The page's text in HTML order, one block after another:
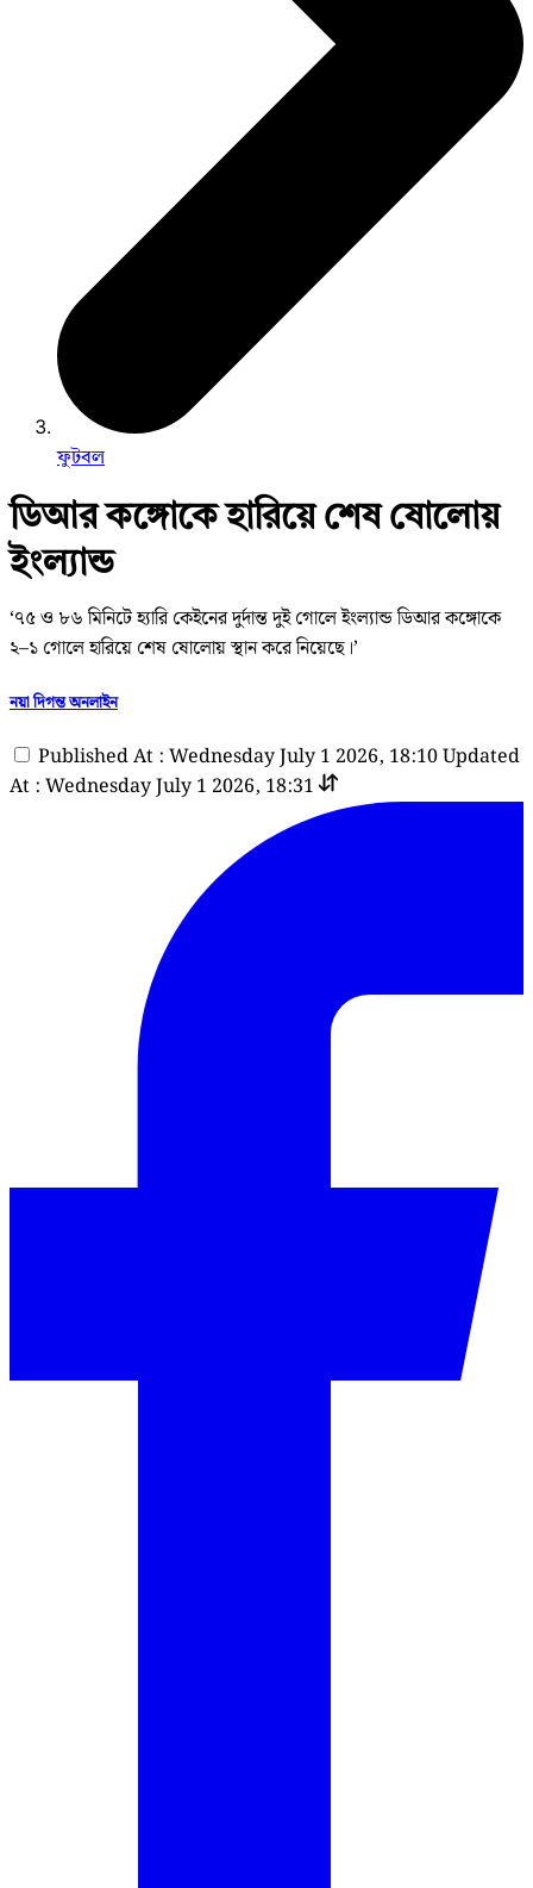
ফুটবল
ডিআর কঙ্গোকে হারিয়ে শেষ ষোলোয়
ইংল্যান্ড
‘৭৫ ও ৮৬ মিনিটে হ্যারি কেইনের দুর্দান্ত দুই গোলে ইংল্যান্ড ডিআর কঙ্গোকে
২–১ গোলে হারিয়ে শেষ ষোলোয় স্থান করে নিয়েছে।’
নয়া দিগন্ত অনলাইন
Published At : Wednesday July 1 2026, 18:10Updated
At : Wednesday July 1 2026, 18:31